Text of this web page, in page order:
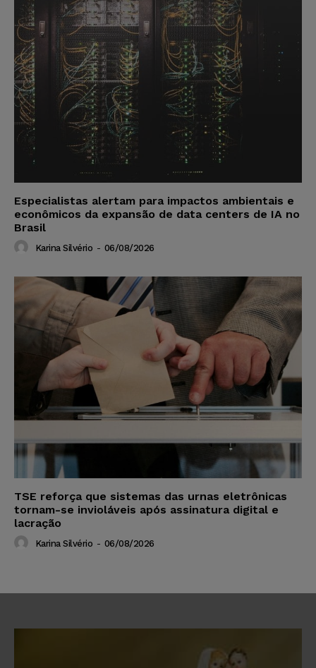
Especialistas alertam para impactos ambientais e
econômicos da expansão de data centers de IA no
Brasil
Karina Silvério - 06/08/2026
TSE reforça que sistemas das urnas eletrônicas
tornam-se invioláveis após assinatura digital e
lacração
Karina Silvério - 06/08/2026